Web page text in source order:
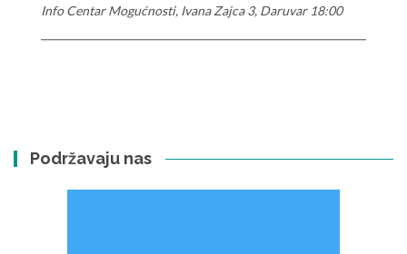
Info Centar Mogućnosti, Ivana Zajca 3, Daruvar 18:00
Podržavaju nas